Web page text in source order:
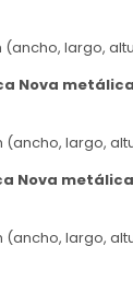
(ancho, largo,
Nova
(ancho, largo,
Nova
(ancho, largo,